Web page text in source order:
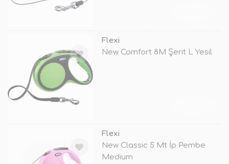
Flexi
New Comfort 8M Şerit L Yesil
Flexi
New Classic 5 Mt İp Pembe
Medium